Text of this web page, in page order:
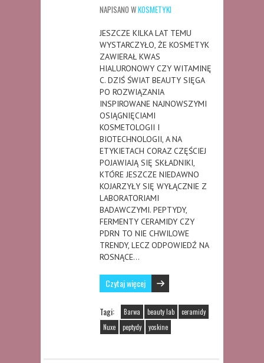
NAPISANO WKOSMETYKI
JESZCZE KILKA LAT TEMU
WYSTARCZYŁO, ŻE KOSMETYK
ZAWIERAŁ KWAS
HIALURONOWY CZY WITAMINĘ
C. DZIŚ ŚWIAT BEAUTY SIĘGA
PO ROZWIĄZANIA
INSPIROWANE NAJNOWSZYMI
OSIĄGNIĘCIAMI
KOSMETOLOGII I
BIOTECHNOLOGII, A NA
ETYKIETACH CORAZ CZĘŚCIEJ
POJAWIAJĄ SIĘ SKŁADNIKI,
KTÓRE JESZCZE NIEDAWNO
KOJARZYŁY SIĘ WYŁĄCZNIE Z
LABORATORIAMI
BADAWCZYMI. PEPTYDY,
FERMENTY CERAMIDY CZY
PDRN TO NIE CHWILOWE
TRENDY, LECZ ODPOWIEDŹ NA
ROSNĄCE…
Czytaj więcej
Tagi: Barwa beauty lab
ceramidy
Nuxe
peptydy yoskine